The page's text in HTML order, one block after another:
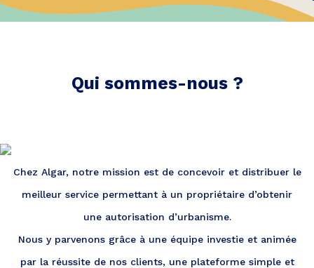
Qui sommes-nous ?
Chez Algar, notre mission est de concevoir et distribuer le
meilleur service permettant à un propriétaire d’obtenir
une autorisation d’urbanisme.
Nous y parvenons grâce à une équipe investie et animée
par la réussite de nos clients, une plateforme simple et